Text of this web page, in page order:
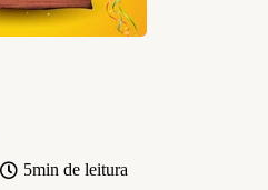
5min de leitura